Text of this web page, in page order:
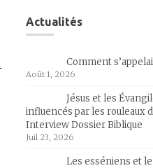
Actualités
Comment
Août 1, 2026
Jésus et les
influencés par les rouleaux
Interview Dossier Biblique
Juil 23, 2026
Les esséniens et